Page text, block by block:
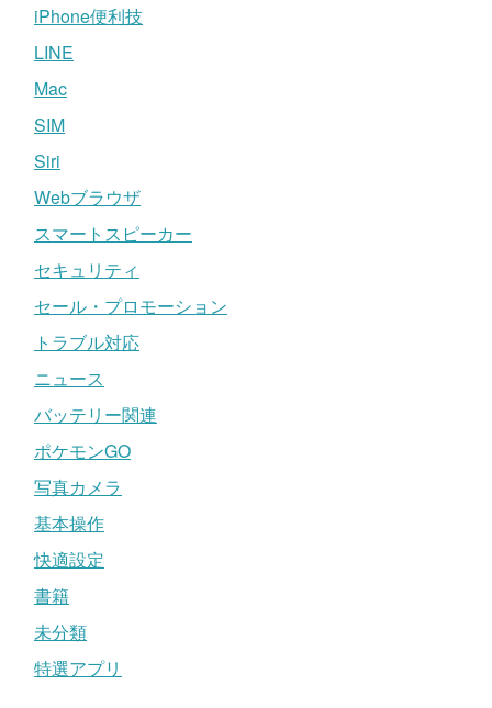
iPhone便利技
LINE
Mac
SIM
Siri
Webブラウザ
スマートスピーカー
セキュリティ
セール・プロモーション
トラブル対応
ニュース
バッテリー関連
ポケモンGO
写真カメラ
基本操作
快適設定
書籍
未分類
特選アプリ